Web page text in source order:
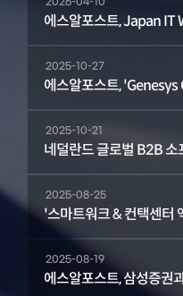
에스알포스트, Japan IT
글로벌 첫 공개
2025-10-27
에스알포스트,
2025-10-21
네덜란드 글로벌 B2B
2025-08-25
'스마트워크 & 컨택센터
'미르보(MIRVO)' 공개
2025-08-19
에스알포스트, 삼성증권